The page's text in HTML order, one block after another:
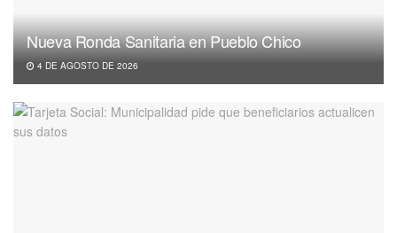
Nueva Ronda Sanitaria en Pueblo Chico
4 DE AGOSTO DE 2026